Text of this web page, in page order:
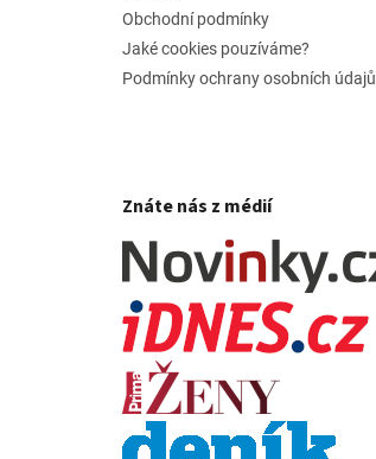
Obchodní podmínky
Jaké cookies pouzíváme?
Podmínky ochrany osobních údajů
Znáte nás z médií